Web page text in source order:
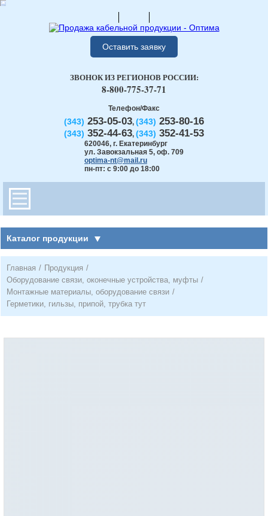
Оставить заявку
Телефон/Факс
(343) 253-05-03, (343) 253-80-16
(343) 352-44-63, (343) 352-41-53
620046, г. Екатеринбург
ул. Завокзальная 5, оф. 709
optima-nt@mail.ru
пн-пт: с 9:00 до 18:00
ЗВОНОК ИЗ РЕГИОНОВ РОССИИ:
8-800-775-37-71
Каталог продукции
Главная / Продукция /
Оборудование связи, оконечные устройства, муфты /
Монтажные материалы, оборудование связи /
Герметики, гильзы, припой, трубка тут